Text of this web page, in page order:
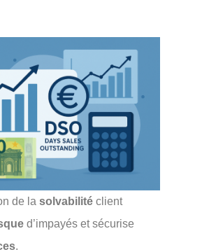
de lasolvabilité client
d’impayés et sécurise
.